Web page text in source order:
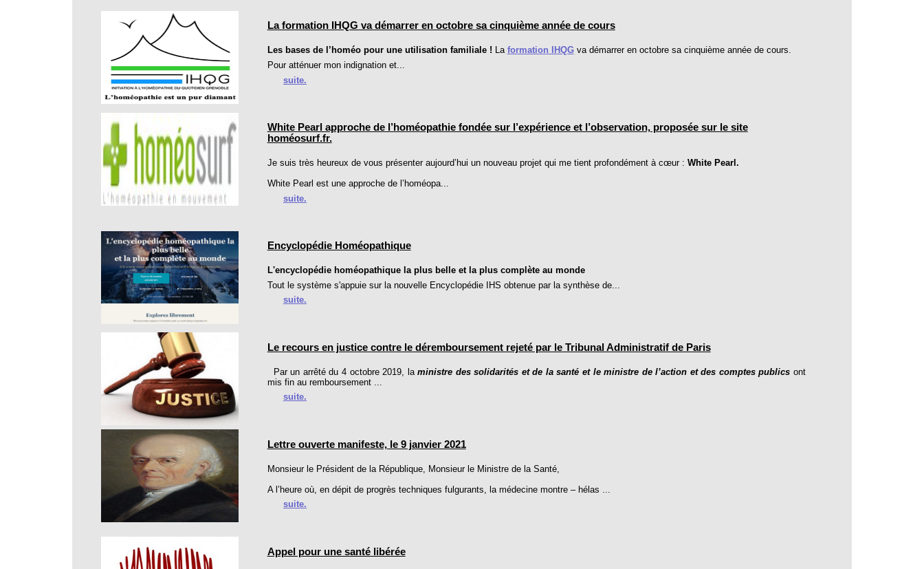
La formation IHQG va démarrer en octobre sa cinquième année de cours
Les bases de l’homéo pour une utilisation familiale ! La formation IHQGva démarrer en octobre sa cinquième année de cours.
Pour atténuer mon indignation et...
suite.
White Pearl approche de l’homéopathie fondée sur l’expérience et l’observation, proposée sur le site
homéosurf.fr.
Je suis très heureux de vous présenter aujourd’hui un nouveau projet qui me tient profondément à cœur : White Pearl.
White Pearl est une approche de l’homéopa...
suite.
Encyclopédie Homéopathique
L'encyclopédie homéopathique la plus belle et la plus complète au monde
Tout le système s'appuie sur la nouvelle Encyclopédie IHS obtenue par la synthèse de...
suite.
Le recours en justice contre le déremboursement rejeté par le Tribunal Administratif de Paris
Par un arrêté du 4 octobre 2019, laministre des solidarités et de la santé et le ministre de l’action et des comptes publics ont
mis fin au remboursement ...
suite.
Lettre ouverte manifeste, le 9 janvier 2021
Monsieur le Président de la République, Monsieur le Ministre de la Santé,
A l’heure où, en dépit de progrès techniques fulgurants, la médecine montre – hélas ...
suite.
Appel pour une santé libérée